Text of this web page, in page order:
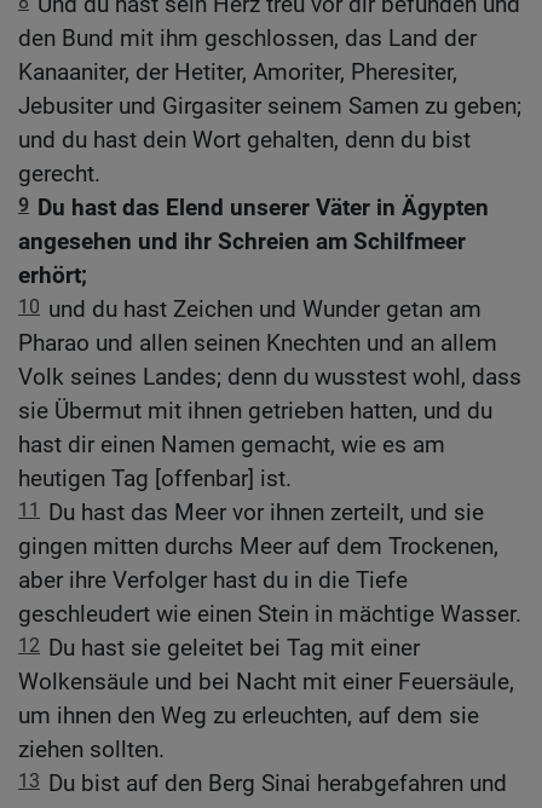
den Bund mit ihm geschlossen, das Land der
Kanaaniter, der Hetiter, Amoriter, Pheresiter,
Jebusiter und Girgasiter seinem Samen zu geben;
und du hast dein Wort gehalten, denn du bist
gerecht.
9 Du hast das Elend unserer Väter in Ägypten
angesehen und ihr Schreien am Schilfmeer
erhört;
10 und du hast Zeichen und Wunder getan am
Pharao und allen seinen Knechten und an allem
Volk seines Landes; denn du wusstest wohl, dass
sie Übermut mit ihnen getrieben hatten, und du
hast dir einen Namen gemacht, wie es am
heutigen Tag [offenbar] ist.
11
Du hast das Meer vor ihnen zerteilt, und sie
gingen mitten durchs Meer auf dem Trockenen,
aber ihre Verfolger hast du in die Tiefe
geschleudert wie einen Stein in mächtige Wasser.
12 Du hast sie geleitet bei Tag mit einer
Wolkensäule und bei Nacht mit einer Feuersäule,
um ihnen den Weg zu erleuchten, auf dem sie
ziehen sollten.
13 Du bist auf den Berg Sinai herabgefahren und